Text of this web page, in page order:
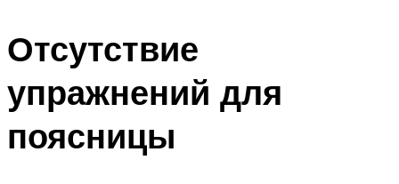
Отсутствие
упражнений для
поясницы